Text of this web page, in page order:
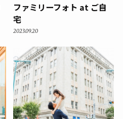
ファミリーフォト at ご自
宅
2023.09.20